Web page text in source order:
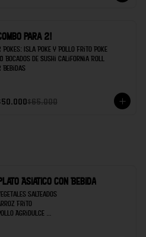
para 2!
Pokes: Isla Poke y Pollo Frito Poke
Bocados de Sushi California Roll
Bebidas
$65.000
Asiatico con Bebida
salteados
Frito
Agridulce